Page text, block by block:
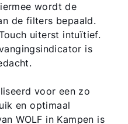
wordt de
de filters bepaald.
uiterst intuïtief.
is
voor een zo
en optimaal
WOLF in Kampen is